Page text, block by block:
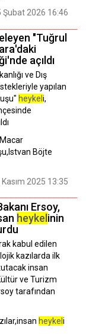
Şubat 2026 16:46
"Tuğrul
açıldı
ve Dış
yapılan
heykel i,
Böjte
Kasım 2025 13:35
Ersoy,
heykelinin
kabul edilen
kazılarda ilk
insan
ve Turizm
tarafından
heykel i